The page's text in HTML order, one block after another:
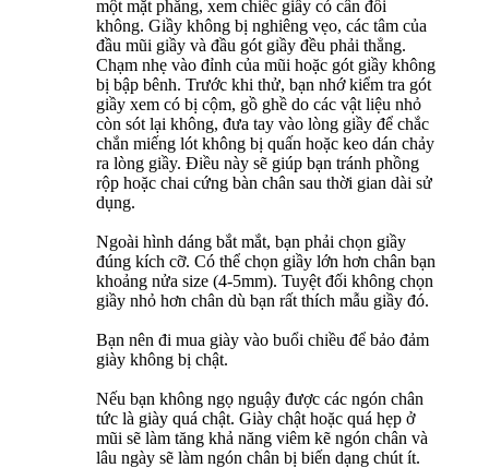
một mặt phẳng, xem chiếc giầy có cân đối
không. Giầy không bị nghiêng vẹo, các tâm của
đầu mũi giầy và đầu gót giầy đều phải thẳng.
Chạm nhẹ vào đỉnh của mũi hoặc gót giầy không
bị bập bênh. Trước khi thử, bạn nhớ kiểm tra gót
giầy xem có bị cộm, gồ ghề do các vật liệu nhỏ
còn sót lại không, đưa tay vào lòng giầy để chắc
chắn miếng lót không bị quấn hoặc keo dán chảy
ra lòng giầy. Điều này sẽ giúp bạn tránh phồng
rộp hoặc chai cứng bàn chân sau thời gian dài sử
dụng.
Ngoài hình dáng bắt mắt, bạn phải chọn giầy
đúng kích cỡ. Có thể chọn giầy lớn hơn chân bạn
khoảng nửa size (4-5mm). Tuyệt đối không chọn
giầy nhỏ hơn chân dù bạn rất thích mẫu giầy đó.
Bạn nên đi mua giày vào buổi chiều để bảo đảm
giày không bị chật.
Nếu bạn không ngọ nguậy được các ngón chân
tức là giày quá chật. Giày chật hoặc quá hẹp ở
mũi sẽ làm tăng khả năng viêm kẽ ngón chân và
lâu ngày sẽ làm ngón chân bị biến dạng chút ít.